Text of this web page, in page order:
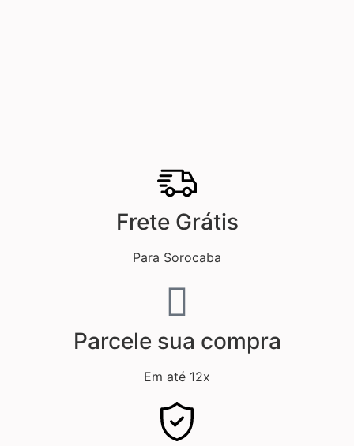
Frete Grátis
Para Sorocaba
Parcele sua compra
Em até 12x